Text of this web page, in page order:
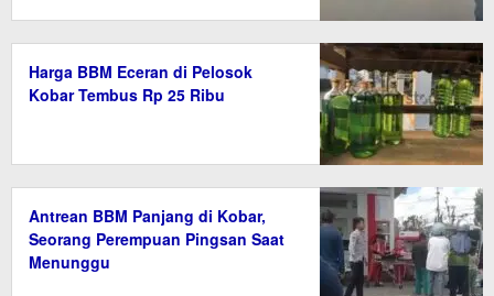
Harga BBM Eceran di Pelosok
Kobar Tembus Rp 25 Ribu
Antrean BBM Panjang di Kobar,
Seorang Perempuan Pingsan Saat
Menunggu